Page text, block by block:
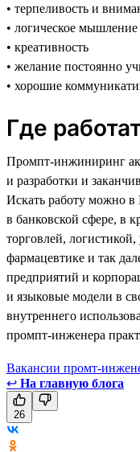
• терпеливость и
• логическое мышление
• креативность
• желание постоянно
• хорошие
Где
Промпт-инжиниринг
и разработки и
Искать работу можно в
в банковской сфере, в
торговлей,
фармацевтике и так
предприятий и
и языковые модели в
внутреннего
промпт-инженера
Вакансии промт-
↩ На главную блога
26